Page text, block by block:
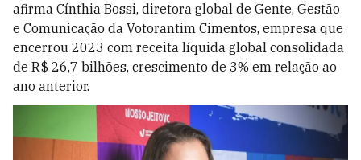
afirma Cínthia Bossi, diretora global de Gente, Gestão
e Comunicação da Votorantim Cimentos, empresa que
encerrou 2023 com receita líquida global consolidada
de R$ 26,7 bilhões, crescimento de 3% em relação ao
ano anterior.